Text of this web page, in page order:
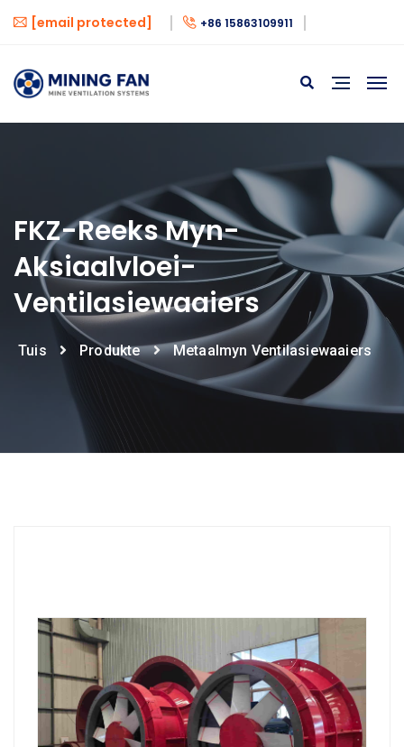
[email protected] +86 15863109911
FKZ-Reeks Myn-
Aksiaalvloei-
Ventilasiewaaiers
Tuis Produkte Metaalmyn Ventilasiewaaiers